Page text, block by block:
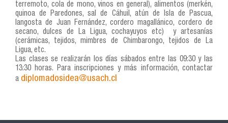
terremoto, cola de mono, vinos en general), alimentos (merkén,
quinoa de Paredones, sal de Cáhuil, atún de Isla de Pascua,
langosta de Juan Fernández, cordero magallánico, cordero de
secano, dulces de La Ligua, cochayuyos etc) y artesanías
(cerámicas, tejidos, mimbres de Chimbarongo, tejidos de La
Ligua, etc.
Las clases se realizarán los días sábados entre las 09:30 y las
13:30 horas. Para inscripciones y más información, contactar
a diplomadosidea@usach.cl